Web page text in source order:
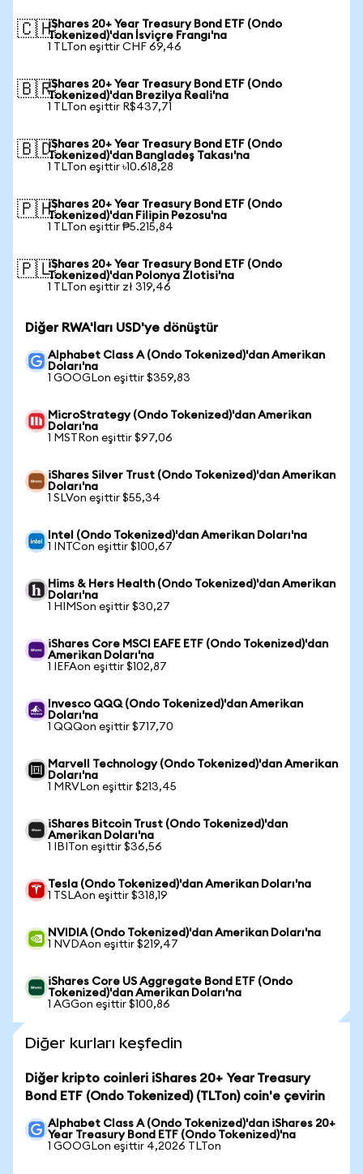
🇨🇭iShares 20+ Year Treasury Bond ETF (Ondo
Tokenized)'dan İsviçre Frangı'na
1 TLTon eşittir CHF 69,46
🇧🇷iShares 20+ Year Treasury Bond ETF (Ondo
Tokenized)'dan Brezilya Reali'na
1 TLTon eşittir R$437,71
🇧🇩iShares 20+ Year Treasury Bond ETF (Ondo
Tokenized)'dan Bangladeş Takası'na
1 TLTon eşittir ৳10.618,28
🇵🇭iShares 20+ Year Treasury Bond ETF (Ondo
Tokenized)'dan Filipin Pezosu'na
1 TLTon eşittir ₱5.215,84
🇵🇱iShares 20+ Year Treasury Bond ETF (Ondo
Tokenized)'dan Polonya Zlotisi'na
1 TLTon eşittir zł 319,46
Diğer RWA'ları USD'ye dönüştür
Alphabet Class A (Ondo Tokenized)'dan Amerikan
Doları'na
1 GOOGLon eşittir $359,83
MicroStrategy (Ondo Tokenized)'dan Amerikan
Doları'na
1 MSTRon eşittir $97,06
iShares Silver Trust (Ondo Tokenized)'dan Amerikan
Doları'na
1 SLVon eşittir $55,34
Intel (Ondo Tokenized)'dan Amerikan Doları'na
1 INTCon eşittir $100,67
Hims & Hers Health (Ondo Tokenized)'dan Amerikan
Doları'na
1 HIMSon eşittir $30,27
iShares Core MSCI EAFE ETF (Ondo Tokenized)'dan
Amerikan Doları'na
1 IEFAon eşittir $102,87
Invesco QQQ (Ondo Tokenized)'dan Amerikan
Doları'na
1 QQQon eşittir $717,70
Marvell Technology (Ondo Tokenized)'dan Amerikan
Doları'na
1 MRVLon eşittir $213,45
iShares Bitcoin Trust (Ondo Tokenized)'dan
Amerikan Doları'na
1 IBITon eşittir $36,56
Tesla (Ondo Tokenized)'dan Amerikan Doları'na
1 TSLAon eşittir $318,19
NVIDIA (Ondo Tokenized)'dan Amerikan Doları'na
1 NVDAon eşittir $219,47
iShares Core US Aggregate Bond ETF (Ondo
Tokenized)'dan Amerikan Doları'na
1 AGGon eşittir $100,86
Diğer kurları keşfedin
Diğer kripto coinleri iShares 20+ Year Treasury
Bond ETF (Ondo Tokenized) (TLTon) coin'e çevirin
Alphabet Class A (Ondo Tokenized)'dan iShares 20+
Year Treasury Bond ETF (Ondo Tokenized)'na
1 GOOGLon eşittir 4,2026 TLTon